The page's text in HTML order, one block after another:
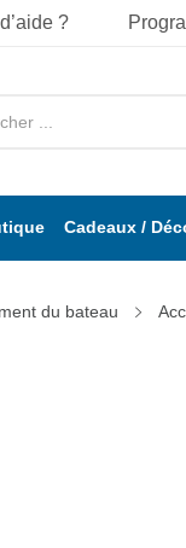
?
Cadeaux /
du bateau